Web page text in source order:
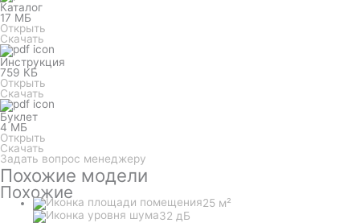
Каталог
17 МБ
Открыть
Скачать
Инструкция
759 КБ
Открыть
Скачать
Буклет
4 МБ
Открыть
Скачать
Задать вопрос менеджеру
Похожие модели
Похожие
25 м²
32 дБ